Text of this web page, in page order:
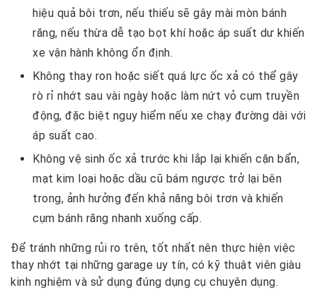
hiệu quả bôi trơn, nếu thiếu sẽ gây mài mòn bánh
răng, nếu thừa dễ tạo bọt khí hoặc áp suất dư khiến
xe vận hành không ổn định.
Không thay ron hoặc siết quá lực ốc xả có thể gây
rò rỉ nhớt sau vài ngày hoặc làm nứt vỏ cụm truyền
động, đặc biệt nguy hiểm nếu xe chạy đường dài với
áp suất cao.
Không vệ sinh ốc xả trước khi lắp lại khiến cặn bẩn,
mạt kim loại hoặc dầu cũ bám ngược trở lại bên
trong, ảnh hưởng đến khả năng bôi trơn và khiến
cụm bánh răng nhanh xuống cấp.
Để tránh những rủi ro trên, tốt nhất nên thực hiện việc
thay nhớt tại những garage uy tín, có kỹ thuật viên giàu
kinh nghiệm và sử dụng đúng dụng cụ chuyên dụng.